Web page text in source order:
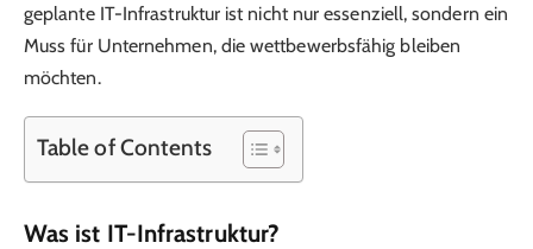
geplante IT-Infrastruktur ist nicht nur essenziell, sondern ein
Muss für Unternehmen, die wettbewerbsfähig bleiben
möchten.
Table of Contents
Was ist IT-Infrastruktur?